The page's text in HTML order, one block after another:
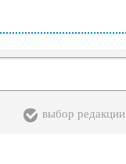
выбор редакции